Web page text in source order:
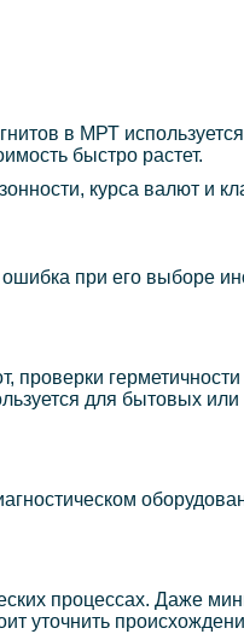
в МРТ
быстро растет.
курса валют и
при его выборе
для бытовых
процессах. Даже
уточнить